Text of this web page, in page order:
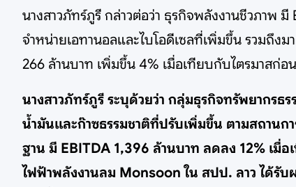
นางสาวภัทร์ภูรี กล่าวต่อว่า ธุรกิจพลังงานชีวภาพ
จำหน่ายเอทานอลและไบโอดีเซลที่เพิ่มขึ้น รวมถึง
266 ล้านบาท เพิ่มขึ้น 4% เมื่อเทียบกับไตรมาสก่
นางสาวภัทร์ภูรี ระบุด้วยว่า กลุ่มธุรกิจทรัพยากรธ
น้ำมันและก๊าซธรรมชาติที่ปรับเพิ่มขึ้น ตามสถานก
ฐาน มี EBITDA 1,396 ล้านบาท ลดลง 12% เมื่
ไฟฟ้าพลังงานลม Monsoon ใน สปป. ลาว ได้รับ